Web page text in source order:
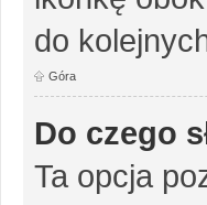
do
Góra
Do czego
Ta opcja